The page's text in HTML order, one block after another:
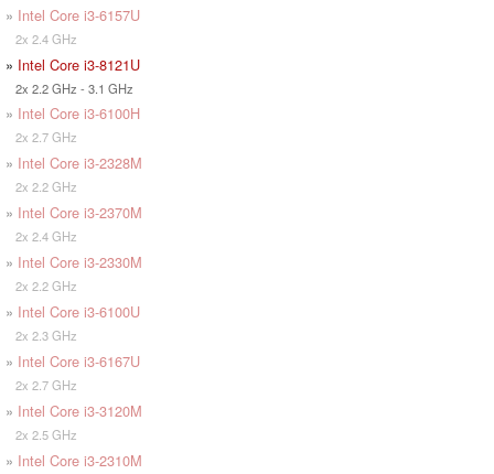
» Intel Core i3-6157U
2x 2.4 GHz
» Intel Core i3-8121U
2x 2.2 GHz - 3.1 GHz
» Intel Core i3-6100H
2x 2.7 GHz
» Intel Core i3-2328M
2x 2.2 GHz
» Intel Core i3-2370M
2x 2.4 GHz
» Intel Core i3-2330M
2x 2.2 GHz
» Intel Core i3-6100U
2x 2.3 GHz
» Intel Core i3-6167U
2x 2.7 GHz
» Intel Core i3-3120M
2x 2.5 GHz
» Intel Core i3-2310M